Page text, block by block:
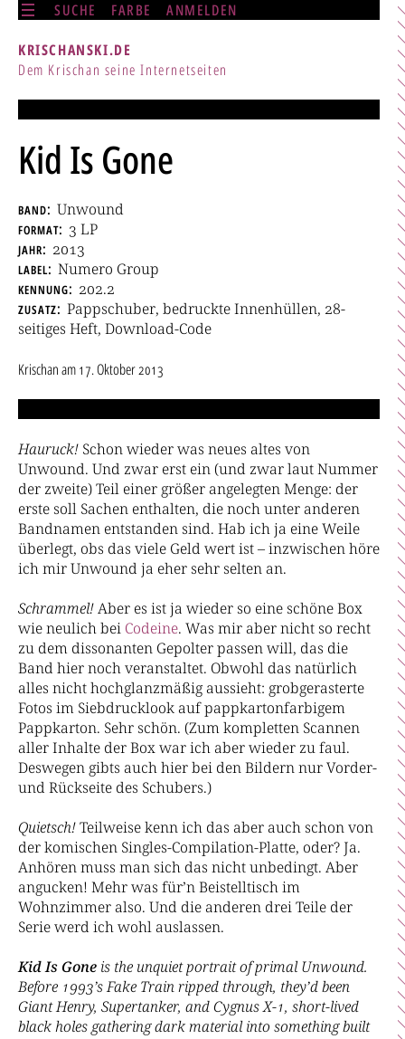
SUCHE FARBE ANMELDEN
KRISCHANSKI.DE
Dem Krischan seine Internetseiten
Kid Is Gone
band Unwound
format 3 LP
jahr 2013
label Numero Group
kennung 202.2
zusatz Pappschuber, bedruckte Innenhüllen, 28-
seitiges Heft, Download-Code
Krischanam17. Oktober 2013
Hauruck! Schon wieder was neues altes von
Unwound. Und zwar erst ein (und zwar laut Nummer
der zweite) Teil einer größer angelegten Menge: der
erste soll Sachen enthalten, die noch unter anderen
Bandnamen entstanden sind. Hab ich ja eine Weile
überlegt, obs das viele Geld wert ist – inzwischen höre
ich mir Unwound ja eher sehr selten an.
Schrammel!Aber es ist ja wieder so eine schöne Box
wie neulich bei Codeine. Was mir aber nicht so recht
zu dem dissonanten Gepolter passen will, das die
Band hier noch veranstaltet. Obwohl das natürlich
alles nicht hochglanzmäßig aussieht: grobgerasterte
Fotos im Siebdrucklook auf pappkartonfarbigem
Pappkarton. Sehr schön. (Zum kompletten Scannen
aller Inhalte der Box war ich aber wieder zu faul.
Deswegen gibts auch hier bei den Bildern nur Vorder-
und Rückseite des Schubers.)
Quietsch!Teilweise kenn ich das aber auch schon von
der komischen Singles-Compilation-Platte, oder? Ja.
Anhören muss man sich das nicht unbedingt. Aber
angucken! Mehr was für’n Beistelltisch im
Wohnzimmer also. Und die anderen drei Teile der
Serie werd ich wohl auslassen.
Kid Is Gone is the unquiet portrait of primal Unwound.
Before 1993’s Fake Train ripped through, they’d been
Giant Henry, Supertanker, and Cygnus X-1, short-lived
black holes gathering dark material into something built